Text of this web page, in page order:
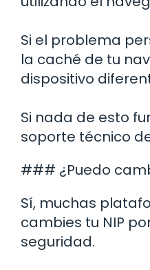
Si el problema
la caché de tu
dispositivo
Si nada de esto
soporte técnico
### ¿Puedo
Sí, muchas
cambies tu NIP
seguridad.